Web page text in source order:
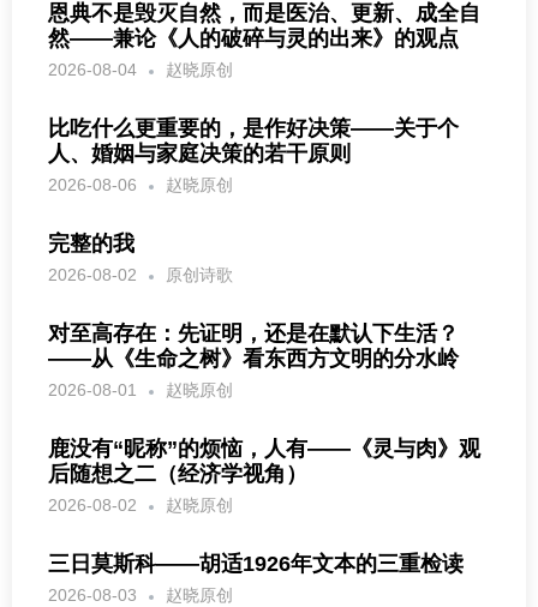
恩典不是毁灭自然，而是医治、更新、成全自
然——兼论《人的破碎与灵的出来》的观点
2026-08-04 赵晓原创
比吃什么更重要的，是作好决策——关于个
人、婚姻与家庭决策的若干原则
2026-08-06 赵晓原创
完整的我
2026-08-02 原创诗歌
对至高存在：先证明，还是在默认下生活？
——从《生命之树》看东西方文明的分水岭
2026-08-01 赵晓原创
鹿没有“昵称”的烦恼，人有——《灵与肉》观
后随想之二（经济学视角）
2026-08-02 赵晓原创
三日莫斯科——胡适1926年文本的三重检读
2026-08-03 赵晓原创